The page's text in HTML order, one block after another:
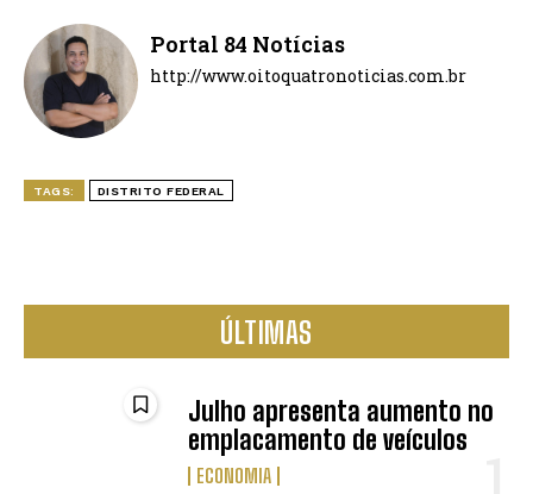
Portal 84 Notícias
http://www.oitoquatronoticias.com.br
TAGS: DISTRITO FEDERAL
ÚLTIMAS
Julho apresenta aumento no
emplacamento de veículos
ECONOMIA